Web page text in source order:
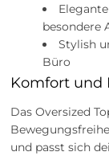
besondere
Stylish
Büro
Komfort und
Das Oversized
und passt sich